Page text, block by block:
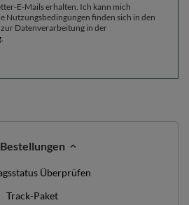
E-Mails erhalten. Ich kann mich
Nutzungsbedingungen finden sich in den
Datenverarbeitung in der
Bestellungen
Überprüfen
Track-Paket